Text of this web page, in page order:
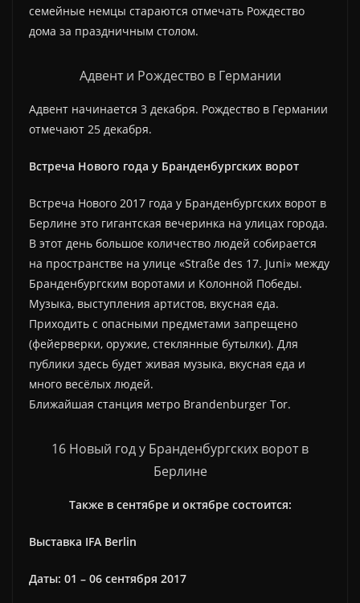
семейные немцы стараются отмечать Рождество
дома за праздничным столом.
Адвент и Рождество в Германии
Адвент начинается 3 декабря. Рождество в Германии
отмечают 25 декабря.
Встреча Нового года у Бранденбургских ворот
Встреча Нового 2017 года у Бранденбургских ворот в
Берлине это гигантская вечеринка на улицах города.
В этот день большое количество людей собирается
на пространстве на улице «Straße des 17. Juni» между
Бранденбургским воротами и Колонной Победы.
Музыка, выступления артистов, вкусная еда.
Приходить с опасными предметами запрещено
(фейерверки, оружие, стеклянные бутылки). Для
публики здесь будет живая музыка, вкусная еда и
много весёлых людей.
Ближайшая станция метро Brandenburger Tor.
16 Новый год у Бранденбургских ворот в
Берлине
Также в сентябре и октябре состоится:
Выставка IFA Berlin
Даты: 01 – 06 сентября 2017